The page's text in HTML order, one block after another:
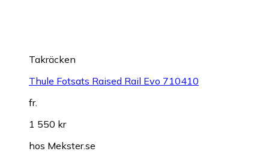
Takräcken
Thule Fotsats Raised Rail Evo 710410
fr.
1 550 kr
hos Mekster.se